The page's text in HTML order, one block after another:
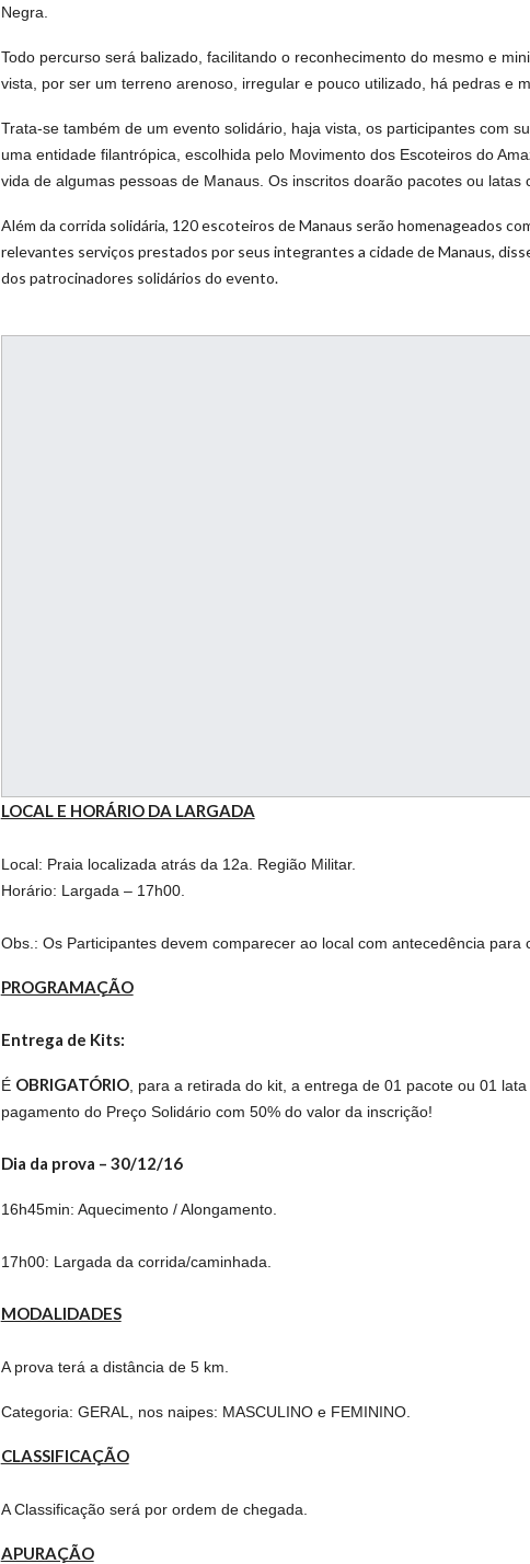
Negra.
Todo percurso será balizado, facilitando o reconhecimento do mesmo e
vista, por ser um terreno arenoso, irregular e pouco utilizado, há pedras e
Trata-se também de um evento solidário, haja vista, os participantes com
uma entidade filantrópica, escolhida pelo Movimento dos Escoteiros do
vida de algumas pessoas de Manaus. Os inscritos doarão pacotes ou latas
Além da corrida solidária, 120 escoteiros de Manaus serão homenageados
relevantes serviços prestados por seus integrantes a cidade de Manaus,
dos patrocinadores solidários do evento.
LOCAL E HORÁRIO DA LARGADA
Local: Praia localizada atrás da 12a. Região Militar.
Horário: Largada – 17h00.
Obs.: Os Participantes devem comparecer ao local com antecedência para
PROGRAMAÇÃO
Entrega de Kits:
É OBRIGATÓRIO, para a retirada do kit, a entrega de 01 pacote ou 01
pagamento do Preço Solidário com 50% do valor da inscrição!
Dia da prova – 30/12/16
16h45min: Aquecimento / Alongamento.
17h00: Largada da corrida/caminhada.
MODALIDADES
A prova terá a distância de 5 km.
Categoria: GERAL, nos naipes: MASCULINO e FEMININO.
CLASSIFICAÇÃO
A Classificação será por ordem de chegada.
APURAÇÃO